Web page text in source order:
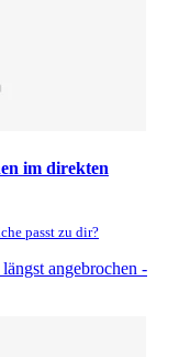
im direkten
passt zu dir?
angebrochen -